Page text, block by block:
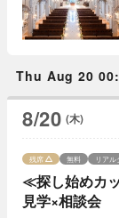
Thu Aug 20
8/20 (木)
≪探し始めカ
見学×相談会
残席 無料 リア